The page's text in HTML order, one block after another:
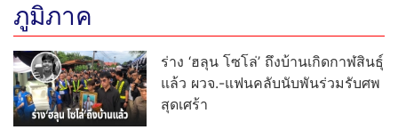
ภูมิภาค
ร่าง ‘ฮลุน โซโล่’ ถึงบ้านเกิดกาฬสินธุ์
แล้ว ผวจ.-แฟนคลับนับพันร่วมรับศพ
สุดเศร้า